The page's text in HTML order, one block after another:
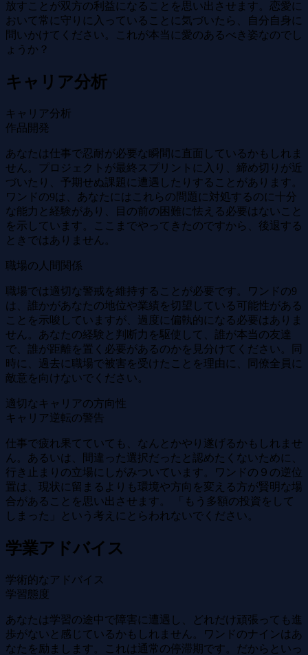
放すことが双方の利益になることを思い出させます。恋愛に
おいて常に守りに入っていることに気づいたら、自分自身に
問いかけてください。これが本当に愛のあるべき姿なのでし
ょうか？
キャリア分析
キャリア分析
作品開発
あなたは仕事で忍耐が必要な瞬間に直面しているかもしれま
せん。プロジェクトが最終スプリントに入り、締め切りが近
づいたり、予期せぬ課題に遭遇したりすることがあります。
ワンドの9は、あなたにはこれらの問題に対処するのに十分
な能力と経験があり、目の前の困難に怯える必要はないこと
を示しています。ここまでやってきたのですから、後退する
ときではありません。
職場の人間関係
職場では適切な警戒を維持することが必要です。ワンドの9
は、誰かがあなたの地位や業績を切望している可能性がある
ことを示唆していますが、過度に偏執的になる必要はありま
せん。あなたの経験と判断力を駆使して、誰が本当の友達
で、誰が距離を置く必要があるのか​​を見分けてください。同
時に、過去に職場で被害を受けたことを理由に、同僚全員に
敵意を向けないでください。
適切なキャリアの方向性
キャリア逆転の警告
仕事で疲れ果てていても、なんとかやり遂げるかもしれませ
ん。あるいは、間違った選択だったと認めたくないために、
行き止まりの立場にしがみついています。ワンドの９の逆位
置は、現状に留まるよりも環境や方向を変える方が賢明な場
合があることを思い出させます。 「もう多額の投資をして
しまった」という考えにとらわれないでください。
学業アドバイス
学術的なアドバイス
学習態度
あなたは学習の途中で障害に遭遇し、どれだけ頑張っても進
歩がないと感じているかもしれません。ワンドのナインはあ
なたを励まします。これは通常の停滞期です。だからといっ